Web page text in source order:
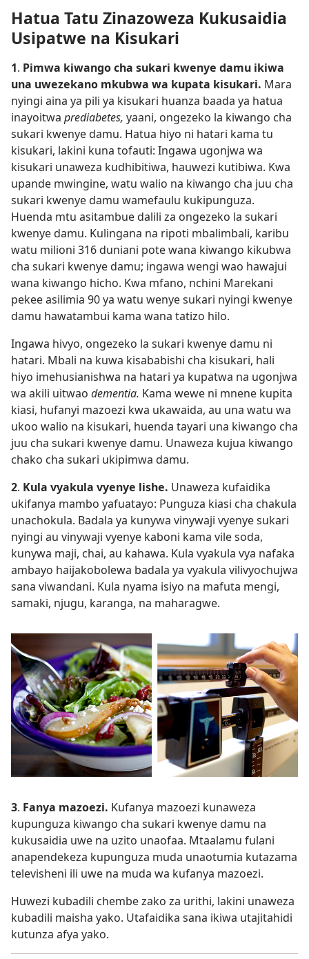
Hatua Tatu Zinazoweza Kukusaidia
Usipatwe na Kisukari
1. Pimwa kiwango cha sukari kwenye damu ikiwa
una uwezekano mkubwa wa kupata kisukari. Mara
nyingi aina ya pili ya kisukari huanza baada ya hatua
inayoitwa prediabetes, yaani, ongezeko la kiwango cha
sukari kwenye damu. Hatua hiyo ni hatari kama tu
kisukari, lakini kuna tofauti: Ingawa ugonjwa wa
kisukari unaweza kudhibitiwa, hauwezi kutibiwa. Kwa
upande mwingine, watu walio na kiwango cha juu cha
sukari kwenye damu wamefaulu kukipunguza.
Huenda mtu asitambue dalili za ongezeko la sukari
kwenye damu. Kulingana na ripoti mbalimbali, karibu
watu milioni 316 duniani pote wana kiwango kikubwa
cha sukari kwenye damu; ingawa wengi wao hawajui
wana kiwango hicho. Kwa mfano, nchini Marekani
pekee asilimia 90 ya watu wenye sukari nyingi kwenye
damu hawatambui kama wana tatizo hilo.
Ingawa hivyo, ongezeko la sukari kwenye damu ni
hatari. Mbali na kuwa kisababishi cha kisukari, hali
hiyo imehusianishwa na hatari ya kupatwa na ugonjwa
wa akili uitwao dementia. Kama wewe ni mnene kupita
kiasi, hufanyi mazoezi kwa ukawaida, au una watu wa
ukoo walio na kisukari, huenda tayari una kiwango cha
juu cha sukari kwenye damu. Unaweza kujua kiwango
chako cha sukari ukipimwa damu.
2. Kula vyakula vyenye lishe. Unaweza kufaidika
ukifanya mambo yafuatayo: Punguza kiasi cha chakula
unachokula. Badala ya kunywa vinywaji vyenye sukari
nyingi au vinywaji vyenye kaboni kama vile soda,
kunywa maji, chai, au kahawa. Kula vyakula vya nafaka
ambayo haijakobolewa badala ya vyakula vilivyochujwa
sana viwandani. Kula nyama isiyo na mafuta mengi,
samaki, njugu, karanga, na maharagwe.
3. Fanya mazoezi. Kufanya mazoezi kunaweza
kupunguza kiwango cha sukari kwenye damu na
kukusaidia uwe na uzito unaofaa. Mtaalamu fulani
anapendekeza kupunguza muda unaotumia kutazama
televisheni ili uwe na muda wa kufanya mazoezi.
Huwezi kubadili chembe zako za urithi, lakini unaweza
kubadili maisha yako. Utafaidika sana ikiwa utajitahidi
kutunza afya yako.